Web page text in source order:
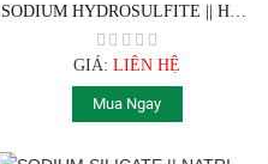
SODIUM HYDROSULFITE || HÓA
CHẤT CÔNG NGHIỆP
GIÁ:LIÊN HỆ
Mua Ngay